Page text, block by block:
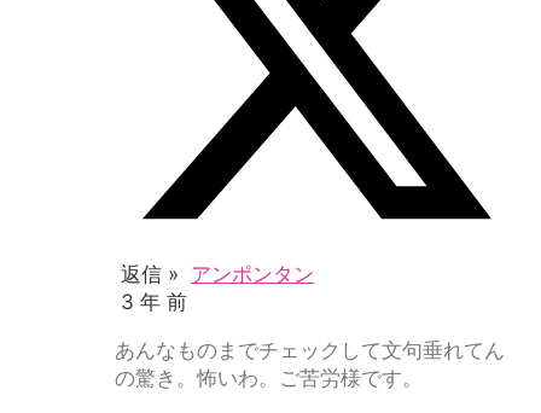
返信 » アンポンタン
3 年 前
あんなものまでチェックして文句垂れてん
の驚き。怖いわ。ご苦労様です。